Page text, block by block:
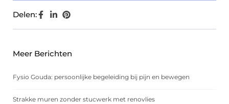
Delen:
Meer Berichten
Fysio Gouda: persoonlijke begeleiding bij pijn en bewegen
Strakke muren zonder stucwerk met renovlies